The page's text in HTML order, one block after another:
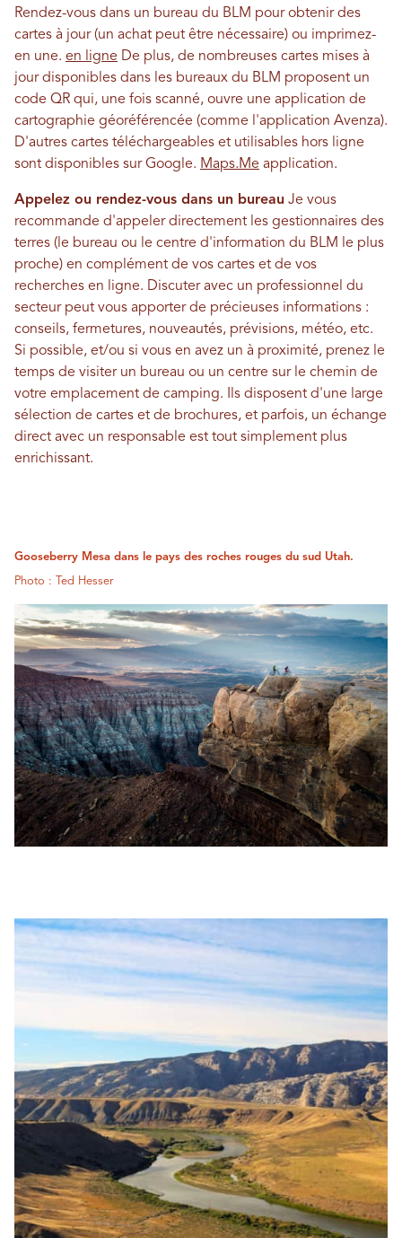
Rendez-vous dans un bureau du BLM pour obtenir des
cartes à jour (un achat peut être nécessaire) ou imprimez-
en une. en ligne De plus, de nombreuses cartes mises à
jour disponibles dans les bureaux du BLM proposent un
code QR qui, une fois scanné, ouvre une application de
cartographie géoréférencée (comme l'application Avenza).
D'autres cartes téléchargeables et utilisables hors ligne
sont disponibles sur Google. Maps.Me application.
Appelez ou rendez-vous dans un bureau Je vous
recommande d'appeler directement les gestionnaires des
terres (le bureau ou le centre d'information du BLM le plus
proche) en complément de vos cartes et de vos
recherches en ligne. Discuter avec un professionnel du
secteur peut vous apporter de précieuses informations :
conseils, fermetures, nouveautés, prévisions, météo, etc.
Si possible, et/ou si vous en avez un à proximité, prenez le
temps de visiter un bureau ou un centre sur le chemin de
votre emplacement de camping. Ils disposent d'une large
sélection de cartes et de brochures, et parfois, un échange
direct avec un responsable est tout simplement plus
enrichissant.
Gooseberry Mesa dans le pays des roches rouges du sud Utah.
Photo : Ted Hesser